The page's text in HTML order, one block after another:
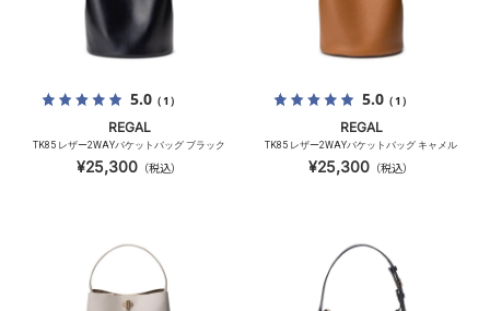
5.0（1）
REGAL
TK85 レザー2WAYバケットバッグ ブラック
¥25,300 （税込）
5.0（1）
REGAL
TK85 レザー2WAYバケットバッグ キャメル
¥25,300 （税込）